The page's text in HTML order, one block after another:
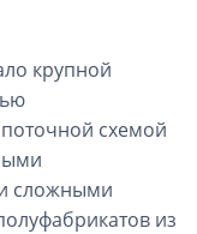
крупной
схемой
сложными
из